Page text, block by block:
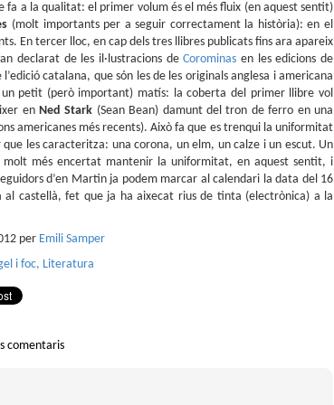
fa a la qualitat: el primer volum és el més fluix (en aquest sentit)
(molt importants per a seguir correctament la història): en el
En tercer lloc, en cap dels tres llibres publicats fins ara apareix
declarat de les il·lustracions deCorominas en les edicions de
catalana, que són les de les originals anglesa i americana
petit (però important) matís: la coberta del primer llibre vol
en Ned Stark (Sean Bean) damunt del tron de ferro en una
americanes més recents). Això fa que es trenqui la uniformitat
les caracteritza: una corona, un elm, un calze i un escut. Un
més encertat mantenir la uniformitat, en aquest sentit, i
d’en Martin ja podem marcar al calendari la data del 16
al castellà, fet que ja ha aixecat rius de tinta (electrònica) a la
per Emili Samper
i foc Literatura
comentaris
còmics de la Biblioteca
se serviran els mesos de
convidar a participar al seu
de 2025